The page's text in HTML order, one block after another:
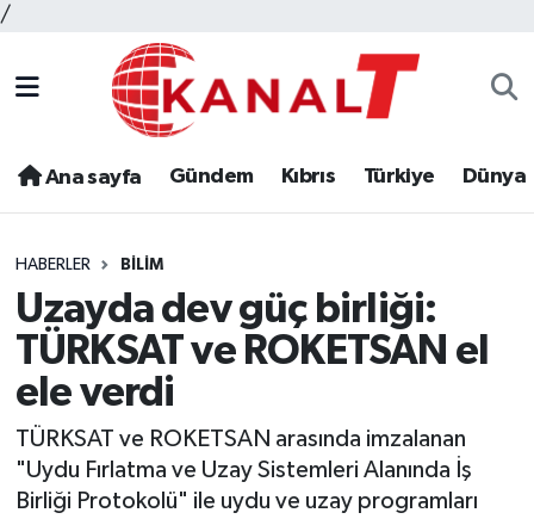
/
Ana sayfa Gündem Kıbrıs Türkiye Dünya
HABERLER BILIM
Uzayda dev güç birliği:
TÜRKSAT ve ROKETSAN el
ele verdi
TÜRKSAT ve ROKETSAN arasında imzalanan
"Uydu Fırlatma ve Uzay Sistemleri Alanında İş
Birliği Protokolü" ile uydu ve uzay programları